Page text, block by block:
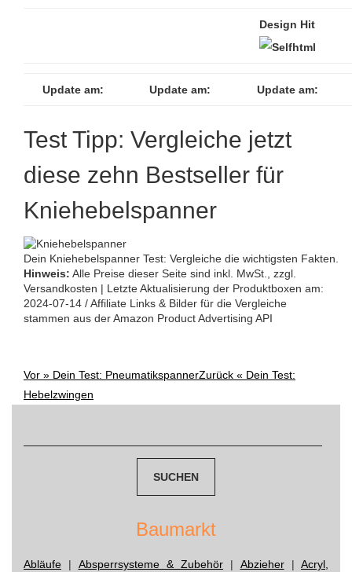
Design Hit
Update am: Update am: Update am:
Test Tipp: Vergleiche jetzt
diese zehn Bestseller für
Kniehebelspanner
Dein Kniehebelspanner Test: Vergleiche die wichtigsten Fakten.
Hinweis: Alle Preise dieser Seite sind inkl. MwSt., zzgl.
Versandkosten | Letzte Aktualisierung der Produktboxen am:
2024-07-14 / Affiliate Links & Bilder für die Vergleiche
stammen aus der Amazon Product Advertising API
Post
Vor » Dein Test: PneumatikspannerZurück « Dein Test:
Hebelzwingen
Baumarkt
Abläufe | Absperrsysteme & Zubehör | Abzieher| Acryl,